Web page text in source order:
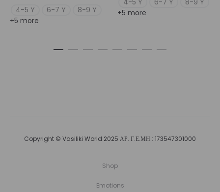
4-5 Y
6-7 Y
8-9 Y
+5 more
4-5 Y
6-7 Y
8-9 Y
+5 more
Copyright © Vasiliki World 2025 ΑΡ. Γ.Ε.ΜΗ.: 173547301000
Shop
Emotions